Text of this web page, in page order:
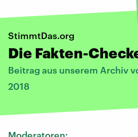
StimmtDas.org
Die Fakten-
Beitrag aus unserem Archiv
2018